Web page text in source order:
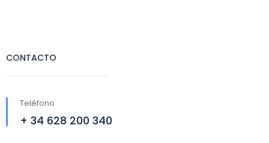
CONTACTO
Teléfono
+ 34 628 200 340